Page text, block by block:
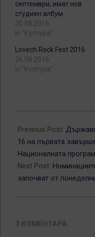
септември, имат нов
студиен албум
30.08.2016
In "Култура"
Lovech Rock Fest 2016
26.08.2016
In "Култура"
08-
15
Previous Post:
16 на първата
Националната
Next Post:
започват от
3 КОМЕНТАРА